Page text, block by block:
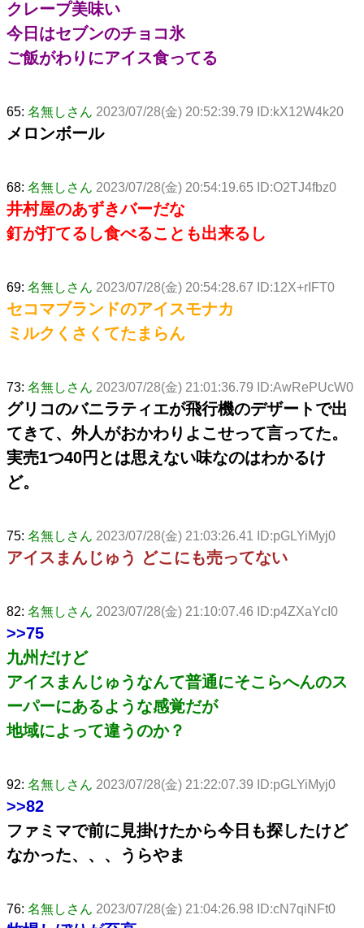
クレープ美味い
今日はセブンのチョコ氷
ご飯がわりにアイス食ってる
65: 名無しさん 2023/07/28(金) 20:52:39.79 ID:kX12W4k20
メロンボール
68: 名無しさん 2023/07/28(金) 20:54:19.65 ID:O2TJ4fbz0
井村屋のあずきバーだな
釘が打てるし食べることも出来るし
69: 名無しさん 2023/07/28(金) 20:54:28.67 ID:12X+rIFT0
セコマブランドのアイスモナカ
ミルクくさくてたまらん
73: 名無しさん 2023/07/28(金) 21:01:36.79 ID:AwRePUcW0
グリコのバニラティエが飛行機のデザートで出
てきて、外人がおかわりよこせって言ってた。
実売1つ40円とは思えない味なのはわかるけ
ど。
75: 名無しさん 2023/07/28(金) 21:03:26.41 ID:pGLYiMyj0
アイスまんじゅう どこにも売ってない
82: 名無しさん 2023/07/28(金) 21:10:07.46 ID:p4ZXaYcI0
>>75
九州だけど
アイスまんじゅうなんて普通にそこらへんのス
ーパーにあるような感覚だが
地域によって違うのか？
92: 名無しさん 2023/07/28(金) 21:22:07.39 ID:pGLYiMyj0
>>82
ファミマで前に見掛けたから今日も探したけど
なかった、、、うらやま
76: 名無しさん 2023/07/28(金) 21:04:26.98 ID:cN7qiNFt0